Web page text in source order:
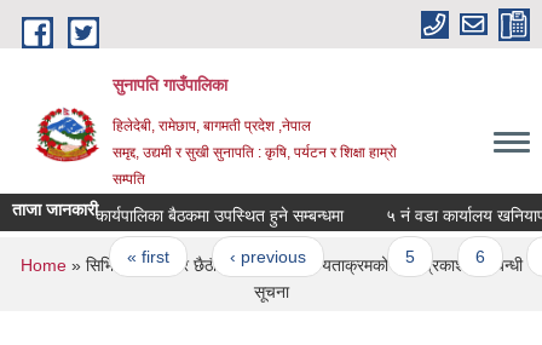
Skip to main content
सुनापति गाउँपालिका
हिलेदेबी, रामेछाप, बागमती प्रदेश ,नेपाल
समृद्द, उद्यमी र सुखी सुनापति : कृषि, पर्यटन र शिक्षा हाम्रो
सम्पति
ताजा जानकारी कार्यपालिका बैठकमा उपस्थित हुने सम्बन्धमा ५ नं वडा कार्यालय
Pages
« first ‹ previous … 5 6 7
You are here
Home» सिभिल इन्जिनियर छैठौ तहको अन्तिम योग्यताक्रमको सूची प्रकाशन सम्बन्धी
सूचना